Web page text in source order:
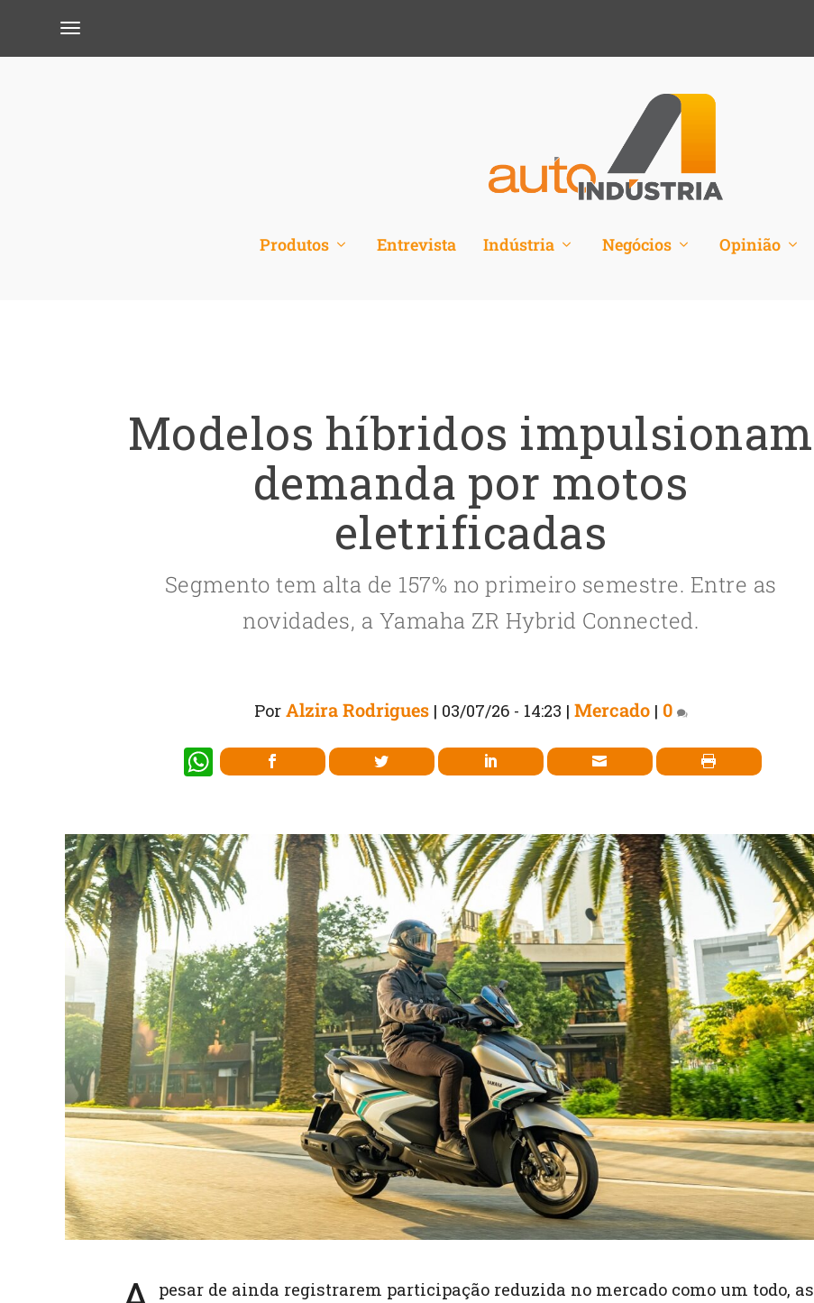
Produtos Entrevista Indústria Negócios Opinião
Modelos híbridos impulsionam
demanda por motos
eletrificadas
Segmento tem alta de 157% no primeiro semestre. Entre as
novidades, a Yamaha ZR Hybrid Connected.
Por Alzira Rodrigues| 03/07/26 - 14:23 | Mercado| 0
W
s
A
p
p
pesar de ainda registrarem participação reduzida no mercado como um todo, as